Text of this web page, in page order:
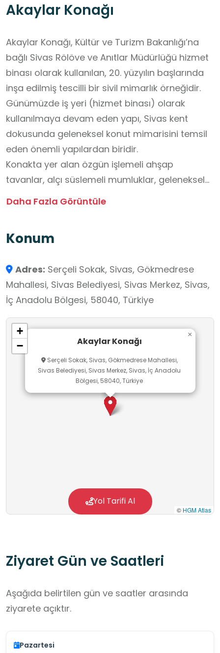
Akaylar Konağı
Akaylar Konağı, Kültür ve Turizm Bakanlığı’na
bağlı Sivas Rölöve ve Anıtlar Müdürlüğü hizmet
binası olarak kullanılan, 20. yüzyılın başlarında
inşa edilmiş tescilli bir sivil mimarlık örneğidir.
Günümüzde iş yeri (hizmet binası) olarak
kullanılmaya devam eden yapı, Sivas kent
dokusunda geleneksel konut mimarisini temsil
eden önemli yapılardan biridir.
Konakta yer alan özgün işlemeli ahşap
tavanlar, alçı süslemeli mumluklar, geleneksel
dolaplar ve ocak düzeni; geçmiş yaşam
unsurlar arasındadır. Bu özellikleriyle yapı, Sivas
kültürel miras niteliği taşımaktadır.
Bu yönüyle Akaylar Konağı; öğrencilerin geçmiş
yaşam kültürünü yerinde gözlemleme,
geleneksel mimari unsurları inceleme, tarihî
mekânlarda gözlem yapma, betimleme ve
yorumlama becerilerini geliştirmelerini
destekleyen nitelikli bir okul dışı öğrenme
Daha Fazla Görüntüle
Konum
Adres: Serçeli Sokak, Sivas, Gökmedrese
Mahallesi, Sivas Belediyesi, Sivas Merkez, Sivas,
İç Anadolu Bölgesi, 58040, Türkiye
Akaylar Konağı
Serçeli Sokak, Sivas, Gökmedrese Mahallesi,
Sivas Belediyesi, Sivas Merkez, Sivas, İç Anadolu
Bölgesi, 58040, Türkiye
×
+
−
© HGM Atlas
Yol Tarifi Al
Ziyaret Gün ve Saatleri
Aşağıda belirtilen gün ve saatler arasında
ziyarete açıktır.
Pazartesi